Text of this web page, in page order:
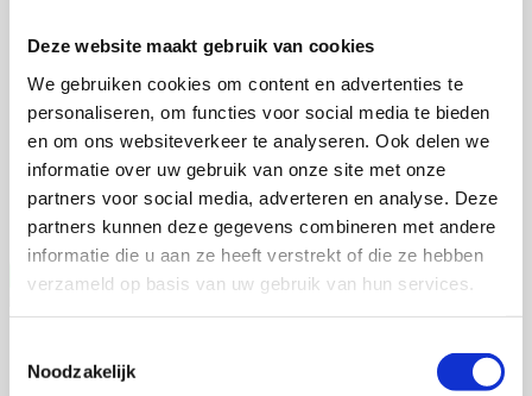
Deze website maakt gebruik van cookies
We gebruiken cookies om content en advertenties te
personaliseren, om functies voor social media te bieden
en om ons websiteverkeer te analyseren. Ook delen we
informatie over uw gebruik van onze site met onze
partners voor social media, adverteren en analyse. Deze
partners kunnen deze gegevens combineren met andere
informatie die u aan ze heeft verstrekt of die ze hebben
verzameld op basis van uw gebruik van hun services.
Noodzakelijk
2 september 2026
Martijn de Roij
Wageningen University
Open Ebook